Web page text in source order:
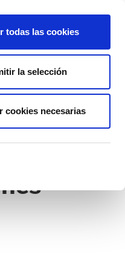
todas las cookies
la selección
cookies necesarias
AFÍLIATE